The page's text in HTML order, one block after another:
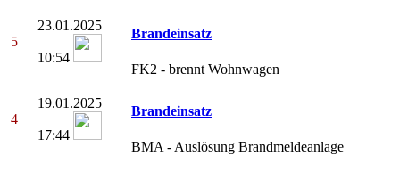
5
23.01.2025
10:54
Brandeinsatz
FK2 - brennt Wohnwagen
4
19.01.2025
17:44
Brandeinsatz
BMA - Auslösung Brandmeldeanlage